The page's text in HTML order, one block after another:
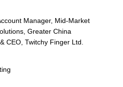
Manager, Mid-Market
Greater China
CEO, Twitchy Finger Ltd.